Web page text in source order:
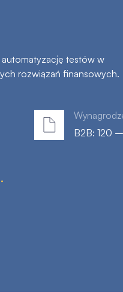
automatyzację testów w
rozwiązań finansowych.
B2B: 120